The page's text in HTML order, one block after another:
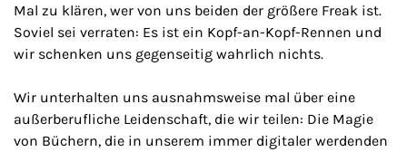
Mal zu klären, wer von uns beiden der größere Freak ist.
Soviel sei verraten: Es ist ein Kopf-an-Kopf-Rennen und
wir schenken uns gegenseitig wahrlich nichts.
Wir unterhalten uns ausnahmsweise mal über eine
außerberufliche Leidenschaft, die wir teilen: Die Magie
von Büchern, die in unserem immer digitaler werdenden